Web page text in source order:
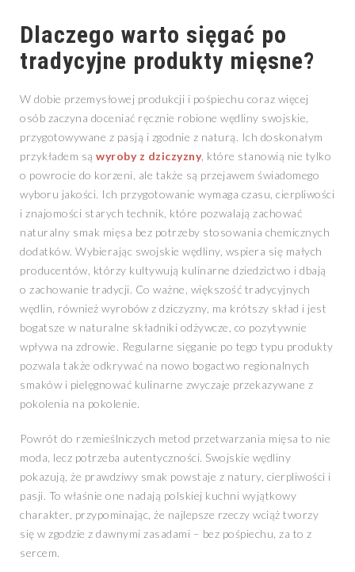
Dlaczego warto sięgać po
tradycyjne produkty mięsne?
W dobie przemysłowej produkcji i pośpiechu coraz więcej
osób zaczyna doceniać ręcznie robione wędliny swojskie,
przygotowywane z pasją i zgodnie z naturą. Ich doskonałym
przykładem są wyroby z dziczyzny, które stanowią nie tylko
o powrocie do korzeni, ale także są przejawem świadomego
wyboru jakości. Ich przygotowanie wymaga czasu, cierpliwości
i znajomości starych technik, które pozwalają zachować
naturalny smak mięsa bez potrzeby stosowania chemicznych
dodatków. Wybierając swojskie wędliny, wspiera się małych
producentów, którzy kultywują kulinarne dziedzictwo i dbają
o zachowanie tradycji. Co ważne, większość tradycyjnych
wędlin, również wyrobów z dziczyzny, ma krótszy skład i jest
bogatsze w naturalne składniki odżywcze, co pozytywnie
wpływa na zdrowie. Regularne sięganie po tego typu produkty
pozwala także odkrywać na nowo bogactwo regionalnych
smaków i pielęgnować kulinarne zwyczaje przekazywane z
pokolenia na pokolenie.
Powrót do rzemieślniczych metod przetwarzania mięsa to nie
moda, lecz potrzeba autentyczności. Swojskie wędliny
pokazują, że prawdziwy smak powstaje z natury, cierpliwości i
pasji. To właśnie one nadają polskiej kuchni wyjątkowy
charakter, przypominając, że najlepsze rzeczy wciąż tworzy
się w zgodzie z dawnymi zasadami – bez pośpiechu, za to z
sercem.